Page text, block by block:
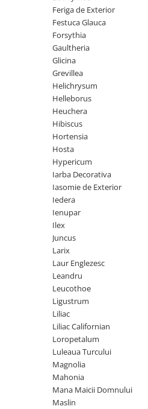
Seminte de Ierburi
Seminte de Legume/Fructe
Feriga de Exterior
Festuca Glauca
Forsythia
Gaultheria
Glicina
Grevillea
Helichrysum
Helleborus
Heuchera
Hibiscus
Hortensia
Hosta
Hypericum
Iarba Decorativa
Iasomie de Exterior
Iedera
Ienupar
Ilex
Juncus
Larix
Laur Englezesc
Leandru
Leucothoe
Ligustrum
Liliac
Liliac Californian
Loropetalum
Luleaua Turcului
Magnolia
Mahonia
Mana Maicii Domnului
Maslin